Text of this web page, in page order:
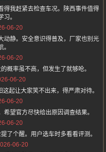
得我赶紧去检查车况。陕西事件值得
习。
06-20
动静。安全意识得普及，厂家也别光
。
06-20
概率虽不高，但发生了就够呛。
06-20
起让大家笑不出来，得严肃对待。
06-20
望官方尽快给出原因调查结果。
06-20
了个醒。用户选车时多看看评测。
06-20